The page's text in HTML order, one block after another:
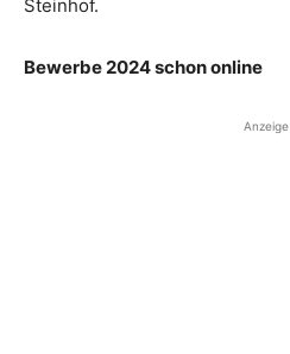
Steinhof.
Bewerbe 2024 schon online
Anzeige